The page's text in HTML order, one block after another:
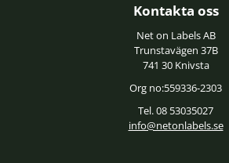
Kontakta oss
Net on Labels AB
Trunstavägen 37B
741 30 Knivsta
Org no:559336-2303
Tel. 08 53035027
info@netonlabels.se